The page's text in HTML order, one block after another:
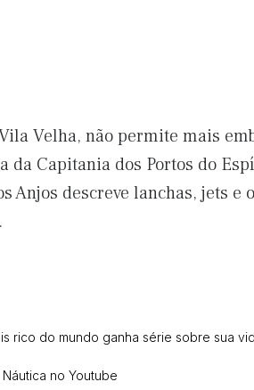
Velha, não permite mais
da Capitania dos Portos do
Anjos descreve lanchas, jets
rico do mundo ganha série sobre sua
no Youtube